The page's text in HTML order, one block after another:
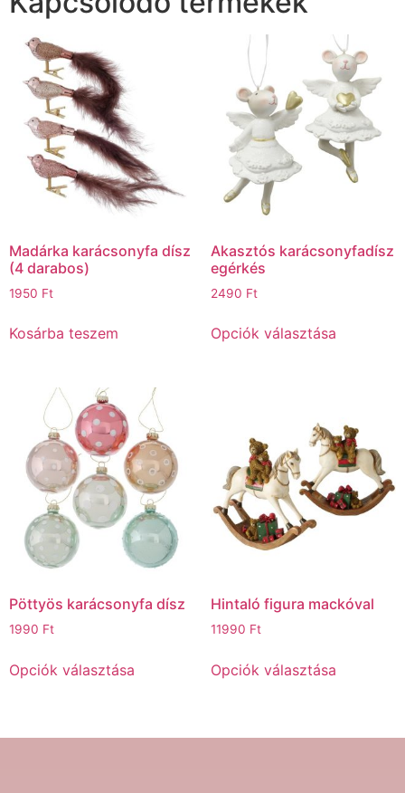
Madárka karácsonyfa dísz
(4 darabos)
1950 Ft
Kosárba teszem
Akasztós karácsonyfadísz
egérkés
2490 Ft
Opciók választása
Pöttyös karácsonyfa dísz
1990 Ft
Opciók választása
Hintaló figura mackóval
11990 Ft
Opciók választása